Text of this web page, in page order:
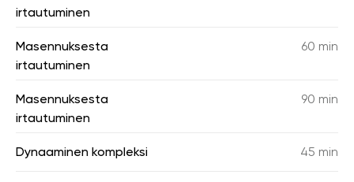
irtautuminen
Masennuksesta
irtautuminen
60 min
Masennuksesta
irtautuminen
90 min
Dynaaminen kompleksi 45 min